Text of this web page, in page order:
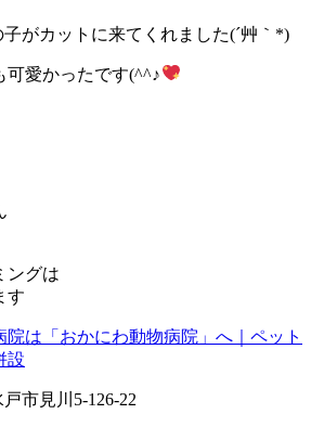
子がカットに来てくれました(´艸｀*)
可愛かったです(^^♪
ングは
す
市見川5-126-22